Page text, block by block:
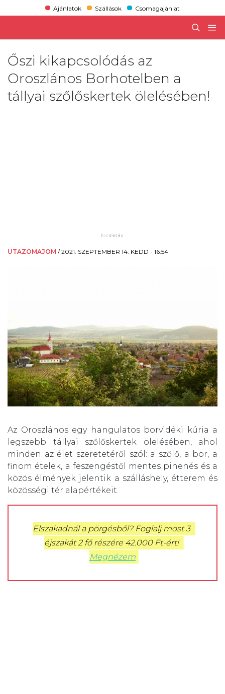
Ajánlatok Szállások Csomagajánlat
Őszi kikapcsolódás az
Oroszlános Borhotelben a
tállyai szőlőskertek ölelésében!
UTAZOMAJOM /2021. SZEPTEMBER 14. KEDD - 16:54
Az Oroszlános egy hangulatos borvidéki kúria a
legszebb tállyai szőlőskertek ölelésében, ahol
minden az élet szeretetéről szól: a szőlő, a bor, a
finom ételek, a feszengéstől mentes pihenés és a
közös élmények jelentik a szálláshely, étterem és
közösségi tér alapértékeit.
Elszakadnál a pörgésből? Foglalj most 3
éjszakát 2 fő részére 42.000 Ft-ért!
Megnézem